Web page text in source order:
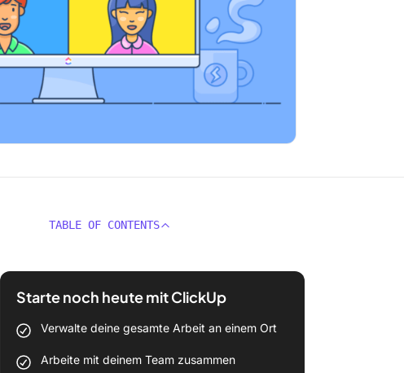
TABLE OF CONTENTS
Starte noch heute mit ClickUp
Verwalte deine gesamte Arbeit an einem Ort
Arbeite mit deinem Team zusammen